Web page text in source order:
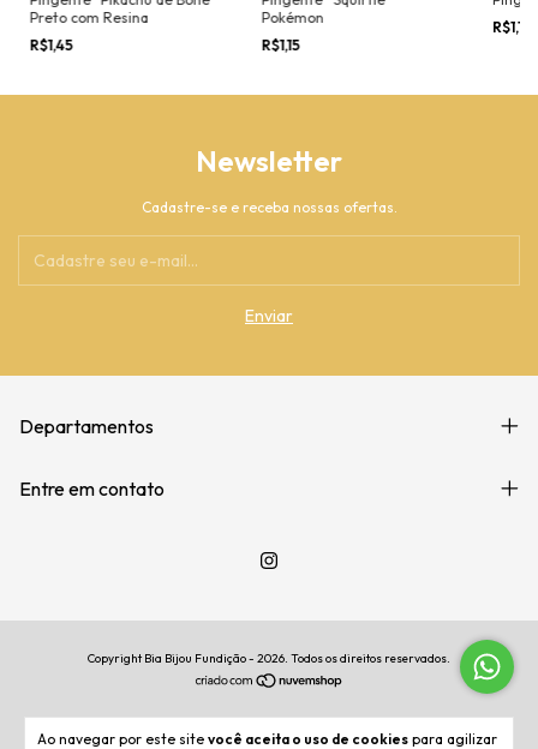
Ao navegar por este site você aceita o uso de cookies para agilizar
Preto com Resina
R$1,45
Pokémon
R$1,15
R$1,15
Newsletter
Cadastre-se e receba nossas ofertas.
Departamentos
Entre em contato
Copyright Bia Bijou Fundição - 2026. Todos os direitos reservados.